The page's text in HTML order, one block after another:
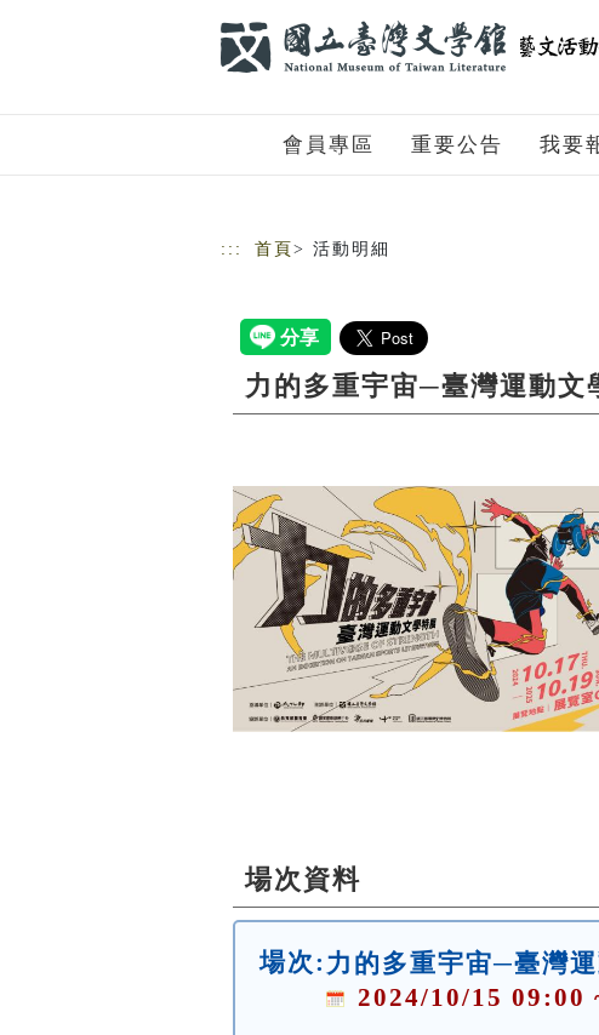
會員專區 重要公告 我要
::: 首頁 > 活動明細
力的多重宇宙─臺灣運動文
場次資料
場次: 力的多重宇宙─臺灣
2024/10/15 09:00